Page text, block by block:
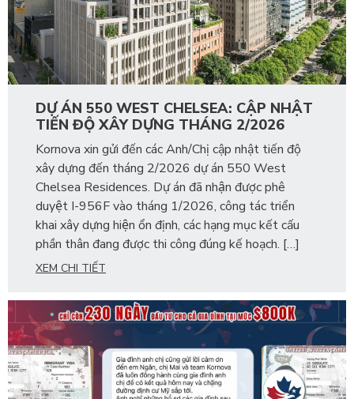
DỰ ÁN 550 WEST CHELSEA: CẬP NHẬT
TIẾN ĐỘ XÂY DỰNG THÁNG 2/2026
Kornova xin gửi đến các Anh/Chị cập nhật tiến độ
xây dựng đến tháng 2/2026 dự án 550 West
Chelsea Residences. Dự án đã nhận được phê
duyệt I-956F vào tháng 1/2026, công tác triển
khai xây dựng hiện ổn định, các hạng mục kết cấu
phần thân đang được thi công đúng kế hoạch. […]
XEM CHI TIẾT